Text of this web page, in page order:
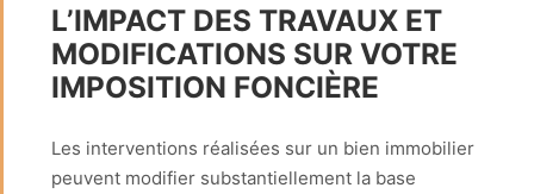
L’IMPACT DES TRAVAUX ET
MODIFICATIONS SUR VOTRE
IMPOSITION FONCIÈRE
Les interventions réalisées sur un bien immobilier
peuvent modifier substantiellement la base